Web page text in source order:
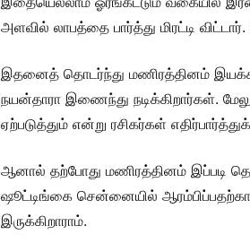
அளவில் லாபத்தை பார்த்து மிரட்டி
இதனைத் தொடர்ந்து மணிரத்தினம்
நயன்தாரா இணைந்து நடிக்கிறார்கள்.
ஏற்படுத்தும் என்று ரசிகர்கள்
ஆனால் தற்போது மணிரத்தினம் இப்படி
ஷூட்டிங்கை சென்னையில்
இருக்கிறாராம்.